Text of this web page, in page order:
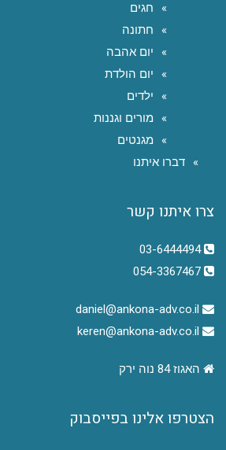
חגים
חתונה
יום אהבה
יום הולדת
ילדים
מורים וגננות
מגנטים
דברו איתנו
צרו איתנו קשר
03-6444494
daniel@ankona-adv.co.il
keren@ankona-adv.co.il
האגוז 84 נוה ירק
הצטרפו אלינו בפייסבוק